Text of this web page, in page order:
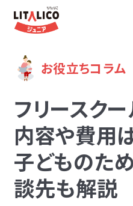
コースのご案内
LITALICOジュニアと
教室を探す
成長事例
お役立ちコラム
フリースク
内容や費用
子どものた
談先も解説